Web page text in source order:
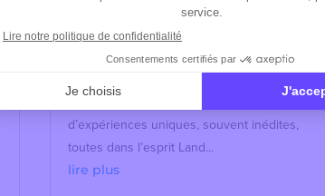
Land Rover Club Territories : un
DÉC 14, 2021
Le programme Land Rover Club Territories
vous invite à pénétrer dans un monde
d’expériences uniques, souvent inédites,
toutes dans l’esprit Land...
lire plus